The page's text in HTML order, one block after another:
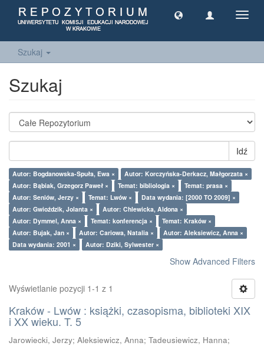
Szukaj
Szukaj
Idź
Autor: Bogdanowska-Spuła, Ewa ×
Autor: Korczyńska-Derkacz, Małgorzata ×
Autor: Bąbiak, Grzegorz Paweł ×
Temat: bibliologia ×
Temat: prasa ×
Autor: Seniów, Jerzy ×
Temat: Lwów ×
Data wydania: [2000 TO 2009] ×
Autor: Gwioździk, Jolanta ×
Autor: Chlewicka, Aldona ×
Autor: Dymmel, Anna ×
Temat: konferencja ×
Temat: Kraków ×
Autor: Bujak, Jan ×
Autor: Cariowa, Natalia ×
Autor: Aleksiewicz, Anna ×
Data wydania: 2001 ×
Autor: Dziki, Sylwester ×
Show Advanced Filters
Wyświetlanie pozycji 1-1 z 1
Kraków - Lwów : książki, czasopisma, biblioteki XIX
i XX wieku. T. 5
Jarowiecki, Jerzy; Aleksiewicz, Anna; Tadeusiewicz, Hanna;